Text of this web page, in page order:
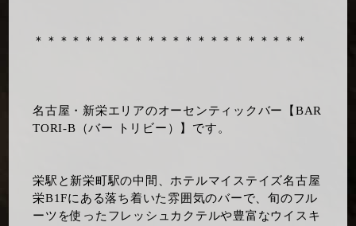
＊＊＊＊＊＊＊＊＊＊＊＊＊＊＊＊＊＊＊＊＊＊
名古屋・新栄エリアのオーセンティックバー【BAR
TORI-B（バー トリビー）】です。
栄駅と新栄町駅の中間、ホテルマイステイズ名古屋
栄B1Fにある落ち着いた雰囲気のバーで、旬のフル
ーツを使ったフレッシュカクテルや豊富なウイスキ